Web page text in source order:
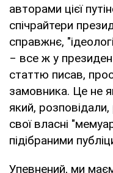
авторами цієї
спічрайтери
справжнє,
‒ все ж у
статтю писав,
замовника. Це не
який,
свої власні
підібраними
Упевнений, ми